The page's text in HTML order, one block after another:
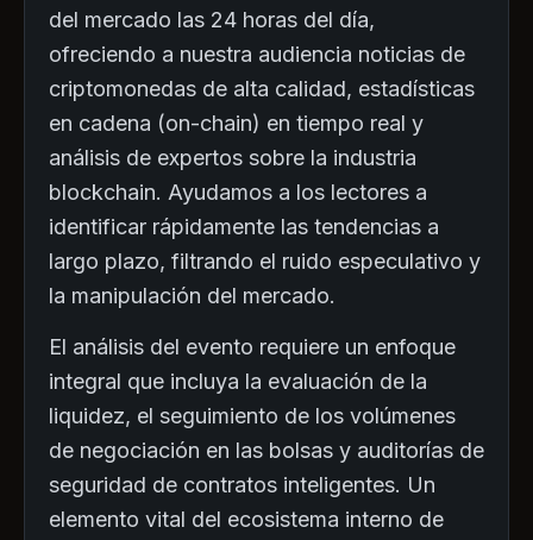
del mercado las 24 horas del día,
ofreciendo a nuestra audiencia noticias de
criptomonedas de alta calidad, estadísticas
en cadena (on-chain) en tiempo real y
análisis de expertos sobre la industria
blockchain. Ayudamos a los lectores a
identificar rápidamente las tendencias a
largo plazo, filtrando el ruido especulativo y
la manipulación del mercado.
El análisis del evento requiere un enfoque
integral que incluya la evaluación de la
liquidez, el seguimiento de los volúmenes
de negociación en las bolsas y auditorías de
seguridad de contratos inteligentes. Un
elemento vital del ecosistema interno de